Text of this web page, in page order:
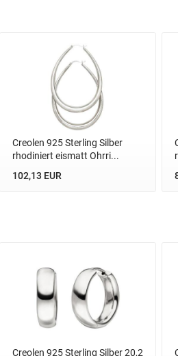
Creolen 925 Sterling Silber
rhodiniert eismatt Ohrri...
102,13 EUR
Creolen 925 Sterling Silber 20,2